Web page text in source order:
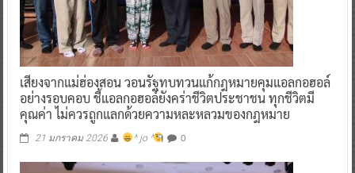
เสียงจากแม่ฮ่องสอน วอนรัฐทบทวนแก้กฎหมายคุมแอลกอฮอล์
อย่างรอบคอบ ชี้แอลกอฮอล์ยังคร่าชีวิตประชาชน ทุกชีวิตมี
คุณค่า ไม่ควรถูกแลกด้วยความหละหลวมของกฎหมาย
21 มกราคม 2026 ^ jo ^ 0